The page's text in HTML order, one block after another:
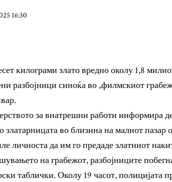
16:30
килограми злато вредно околу 1,8
разбојници синоќа во „филмскиот
за внатрешни работи информира
златарницата во близина на малиот пазар
личноста да им го предаде златниот
на грабежот, разбојниците
таблички. Околу 19 часот,